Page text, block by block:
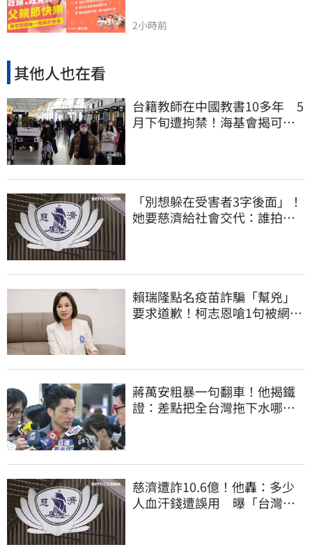
2小時前
其他人也在看
台籍教師在中國教書10多年 5
月下旬遭拘禁！海基會揭可能
「別想躲在受害者3字後面」！
她要慈濟給社會交代：誰拍板
賴瑞隆點名疫苗詐騙「幫兇」
要求道歉！柯志恩嗆1句被網罵
蔣萬安粗暴一句翻車！他揭鐵
證：差點把全台灣拖下水哪時
慈濟遭詐10.6億！他轟：多少
人血汗錢遭誤用 曝「台灣這